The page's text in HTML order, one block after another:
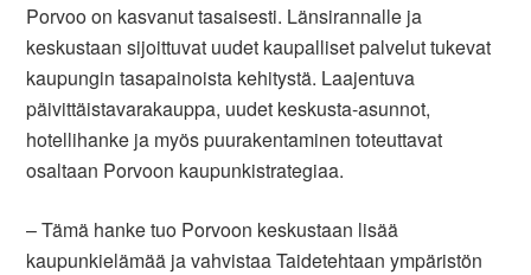
Porvoo on kasvanut tasaisesti. Länsirannalle ja
keskustaan sijoittuvat uudet kaupalliset palvelut tukevat
kaupungin tasapainoista kehitystä. Laajentuva
päivittäistavarakauppa, uudet keskusta-asunnot,
hotellihanke ja myös puurakentaminen toteuttavat
osaltaan Porvoon kaupunkistrategiaa.
– Tämä hanke tuo Porvoon keskustaan lisää
kaupunkielämää ja vahvistaa Taidetehtaan ympäristön